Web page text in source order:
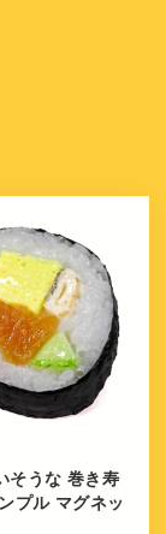
そうな 巻き寿
プル マグネッ